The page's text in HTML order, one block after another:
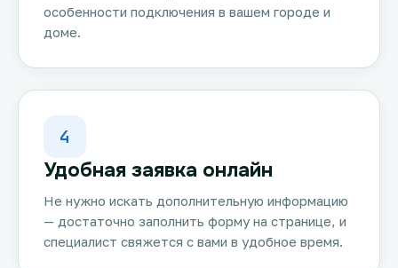
особенности подключения в вашем городе и
доме.
4
Удобная заявка онлайн
Не нужно искать дополнительную информацию
— достаточно заполнить форму на странице, и
специалист свяжется с вами в удобное время.